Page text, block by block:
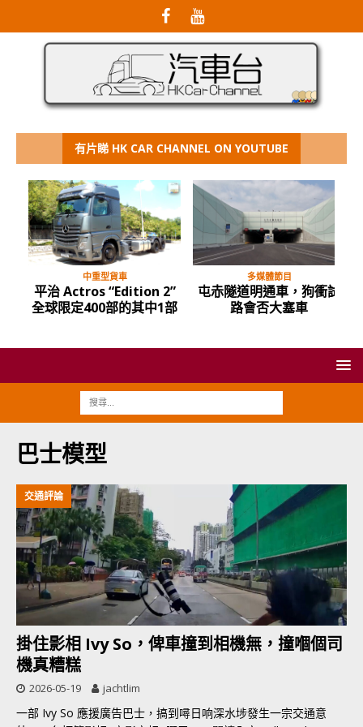
有片睇 HK CAR CHANNEL ON YOUTUBE
中重型貨車
平治 Actros “Edition 2”
全球限定400部的其中1部
多媒體節目
屯赤隧道明通車，狗衝試
路會否大塞車
巴士模型
交通評論
掛住影相 Ivy So，俾車撞到相機無，撞嗰個司
機真糟糕
2026-05-19 jachtlim
一部 Ivy So 應援廣告巴士，搞到噚日响深水埗發生一宗交通意